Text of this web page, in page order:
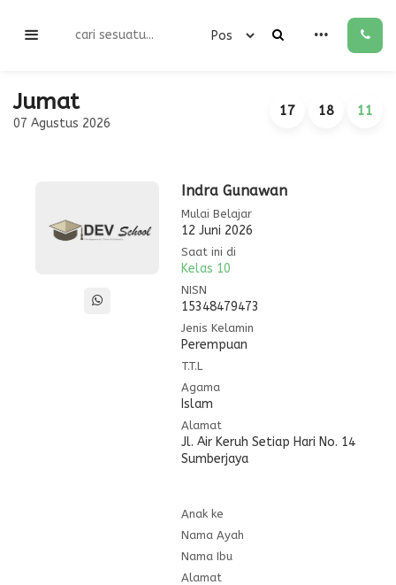
Jumat
07 Agustus 2026
17 18 11
Indra Gunawan
Mulai Belajar
12 Juni 2026
Saat ini di
Kelas 10
NISN
15348479473
Jenis Kelamin
Perempuan
T.T.L
Agama
Islam
Alamat
Jl. Air Keruh Setiap Hari No. 14
Sumberjaya
Anak ke
Nama Ayah
Nama Ibu
Alamat